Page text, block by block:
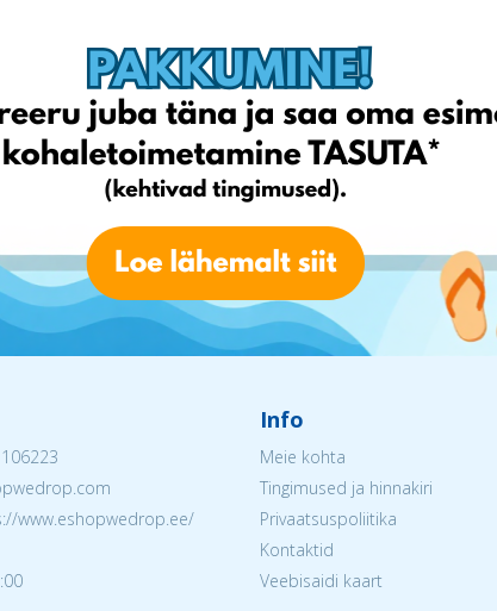
valikut.
www.eshopwedrop.ee/
Info
Meie kohta
Tingimused ja hinnakiri
Privaatsuspoliitika
Kontaktid
Veebisaidi kaart